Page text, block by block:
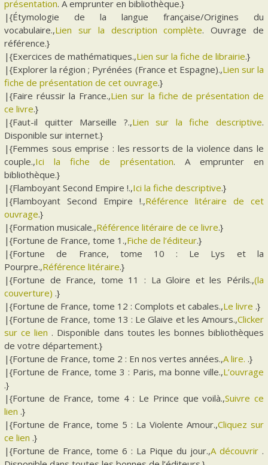
présentation. A emprunter en bibliothèque.}
|{Étymologie de la langue française/Origines du
vocabulaire.,Lien sur la description complète. Ouvrage de
référence.}
|{Exercices de mathématiques.,Lien sur la fiche de librairie.}
|{Explorer la région ; Pyrénées (France et Espagne).,Lien sur la
fiche de présentation de cet ouvrage.}
|{Faire réussir la France.,Lien sur la fiche de présentation de
ce livre.}
|{Faut-il quitter Marseille ?.,Lien sur la fiche descriptive.
Disponible sur internet.}
|{Femmes sous emprise : les ressorts de la violence dans le
couple.,Ici la fiche de présentation. A emprunter en
bibliothèque.}
|{Flamboyant Second Empire !.,Ici la fiche descriptive.}
|{Flamboyant Second Empire !.,Référence litéraire de cet
ouvrage.}
|{Formation musicale.,Référence litéraire de ce livre.}
|{Fortune de France, tome 1.,Fiche de l’éditeur.}
|{Fortune de France, tome 10 : Le Lys et la
Pourpre.,Référence litéraire.}
|{Fortune de France, tome 11 : La Gloire et les Périls.,(la
couverture) .}
|{Fortune de France, tome 12 : Complots et cabales.,Le livre .}
|{Fortune de France, tome 13 : Le Glaive et les Amours.,Clicker
sur ce lien . Disponible dans toutes les bonnes bibliothèques
de votre département.}
|{Fortune de France, tome 2 : En nos vertes années.,A lire. .}
|{Fortune de France, tome 3 : Paris, ma bonne ville.,L’ouvrage
.}
|{Fortune de France, tome 4 : Le Prince que voilà.,Suivre ce
lien .}
|{Fortune de France, tome 5 : La Violente Amour.,Cliquez sur
ce lien .}
|{Fortune de France, tome 6 : La Pique du jour.,A découvrir .